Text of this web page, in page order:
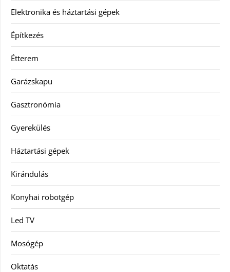
Elektronika és háztartási gépek
Építkezés
Étterem
Garázskapu
Gasztronómia
Gyerekülés
Háztartási gépek
Kirándulás
Konyhai robotgép
Led TV
Mosógép
Oktatás